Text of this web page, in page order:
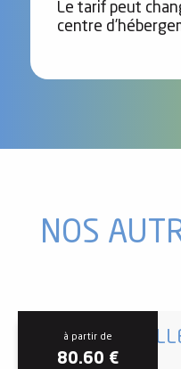
Le tarif peut
centre
NOS
à partir de
80.60 €